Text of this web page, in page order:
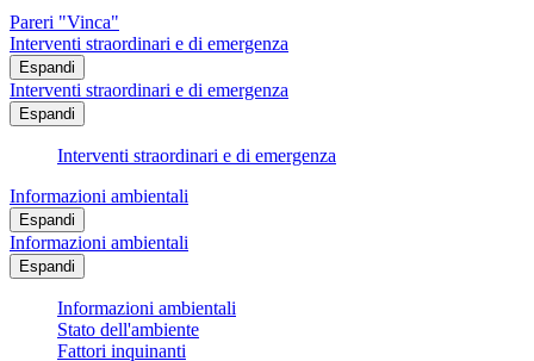
Pareri "Vinca"
Interventi straordinari e di emergenza
Espandi
Interventi straordinari e di emergenza
Espandi
Interventi straordinari e di emergenza
Informazioni ambientali
Espandi
Informazioni ambientali
Espandi
Informazioni ambientali
Stato dell'ambiente
Fattori inquinanti